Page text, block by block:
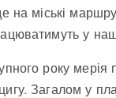
на міські
у
року
Загалом у